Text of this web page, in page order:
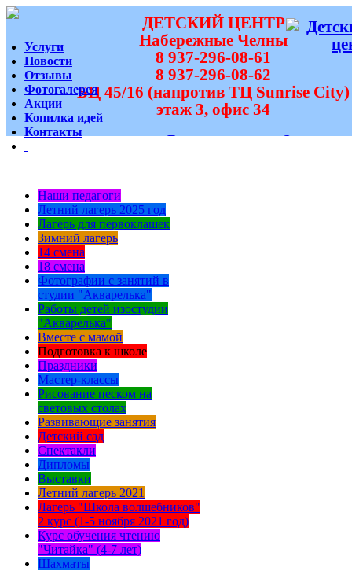
ДЕТСКИЙ ЦЕНТР
Набережные Челны
8 937-296-08-61
8 937-296-08-62
БЦ 45/16 (напротив ТЦ Sunrise City)
этаж 3, офис 34
Вам перезвонить?
Услуги
Новости
Отзывы
Фотогалерея
Акции
Копилка идей
Контакты
Наши педагоги
Летний лагерь 2025 год
Лагерь для первоклашек
Зимний лагерь
14 смена
18 смена
Фотографии с занятий в
студии "Акварелька"
Работы детей изостудии
"Акварелька"
Вместе с мамой
Подготовка к школе
Праздники
Мастер-классы
Рисование песком на
световых столах
Развивающие занятия
Детский сад
Спектакли
Дипломы
Выставки
Летний лагерь 2021
Лагерь "Школа волшебников"
2 курс (1-5 ноября 2021 год)
Курс обучения чтению
"Читайка" (4-7 лет)
Шахматы